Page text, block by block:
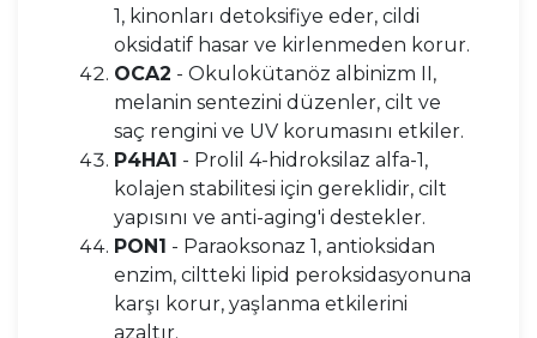
1, kinonları detoksifiye eder, cildi
oksidatif hasar ve kirlenmeden korur.
OCA2 - Okulokütanöz albinizm II,
melanin sentezini düzenler, cilt ve
saç rengini ve UV korumasını etkiler.
P4HA1 - Prolil 4-hidroksilaz alfa-1,
kolajen stabilitesi için gereklidir, cilt
yapısını ve anti-aging'i destekler.
PON1 - Paraoksonaz 1, antioksidan
enzim, ciltteki lipid peroksidasyonuna
karşı korur, yaşlanma etkilerini
azaltır.